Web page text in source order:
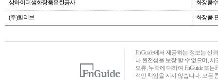
상하이더샘화장품유한공사 화장품
(주)힐리브 화장품
FnGuide에서 제공하는 정보는 신
나 완전성을 보장 할 수 없으며,
오류, 누락에 대하여 FnGuide 또
적인 책임을 지지 않습니다. 모든